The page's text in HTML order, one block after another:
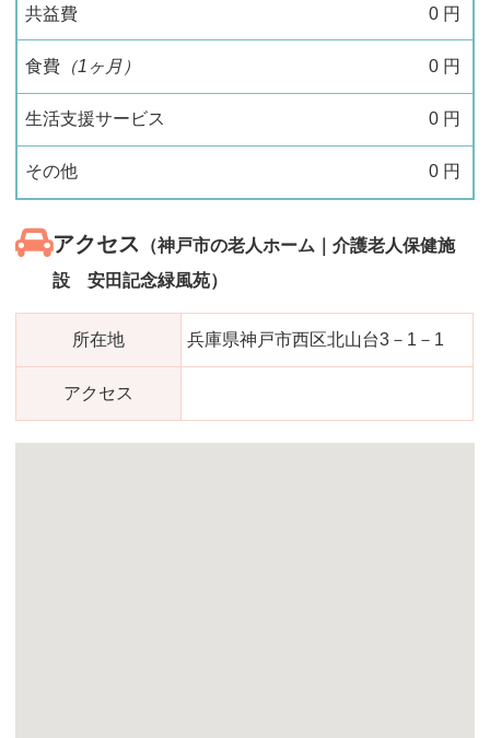
共益費 0 円
食費（1ヶ月） 0 円
生活支援サービス 0 円
その他 0 円
アクセス
（神戸市の老人ホーム｜介護老人保健施
設 安田記念緑風苑）
所在地 兵庫県神戸市西区北山台3－1－1
アクセス